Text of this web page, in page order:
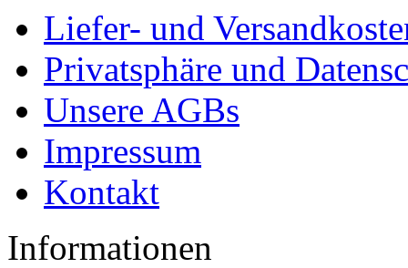
Liefer- und
Privatsphäre und
Unsere AGBs
Impressum
Kontakt
Informationen